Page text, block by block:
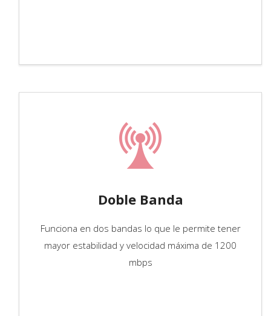
Doble Banda
Funciona en dos bandas lo que le permite tener
mayor estabilidad y velocidad máxima de 1200
mbps